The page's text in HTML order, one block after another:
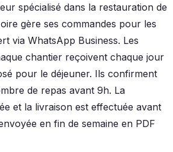
spécialisé dans la restauration de
gère ses commandes pour les
via WhatsApp Business. Les
chantier reçoivent chaque jour
pour le déjeuner. Ils confirment
de repas avant 9h. La
et la livraison est effectuée avant
en fin de semaine en PDF